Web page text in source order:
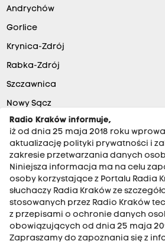
Andrychów
Gorlice
Krynica-Zdrój
Rabka-Zdrój
Szczawnica
Nowy Sącz
RADIO KRAKÓW SA. Aleja Juliusza
Kraków
Radio Kraków informuje,
iż od dnia 25 maja 2018 roku
aktualizację polityki prywatności i
zakresie przetwarzania danych
Niniejsza informacja ma na celu
osoby korzystające z Portalu Radia
słuchaczy Radia Kraków ze
stosowanych przez Radio Kraków
z przepisami o ochronie danych
obowiązujących od dnia 25 maja
Zapraszamy do zapoznania się z